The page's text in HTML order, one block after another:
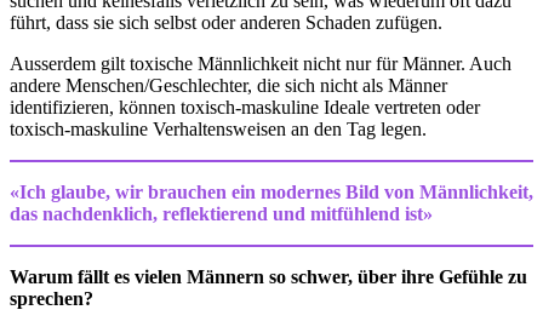
führt, dass sie sich selbst oder anderen Schaden zufügen.
Ausserdem gilt toxische Männlichkeit nicht nur für Männer. Auch
andere Menschen/Geschlechter, die sich nicht als Männer
identifizieren, können toxisch-maskuline Ideale vertreten oder
toxisch-maskuline Verhaltensweisen an den Tag legen.
«Ich glaube, wir brauchen ein modernes Bild von Männlichkeit,
das nachdenklich, reflektierend und mitfühlend ist»
Warum fällt es vielen Männern so schwer, über ihre Gefühle zu
sprechen?